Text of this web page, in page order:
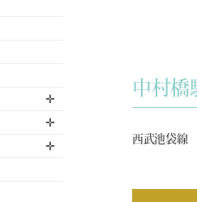
中村橋
西武池袋線
✛
✛
✛